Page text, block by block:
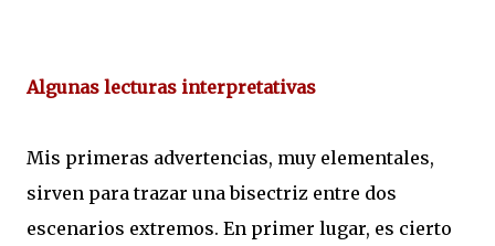
Algunas lecturas interpretativas
Mis primeras advertencias, muy elementales,
sirven para trazar una bisectriz entre dos
escenarios extremos. En primer lugar, es cierto